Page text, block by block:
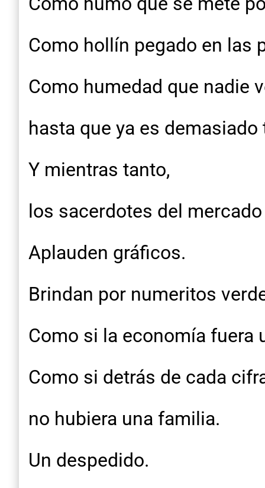
Como hollín pegado en las
Como humedad que nadie
hasta que ya es demasiado
Y mientras tanto,
los sacerdotes del
Aplauden gráficos.
Brindan por numeritos
Como si la economía fuera
Como si detrás de cada
no hubiera una familia.
Un despedido.